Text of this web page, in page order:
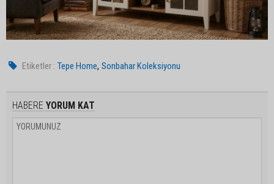
Etiketler : Tepe Home,Sonbahar Koleksiyonu
HABERE YORUM KAT